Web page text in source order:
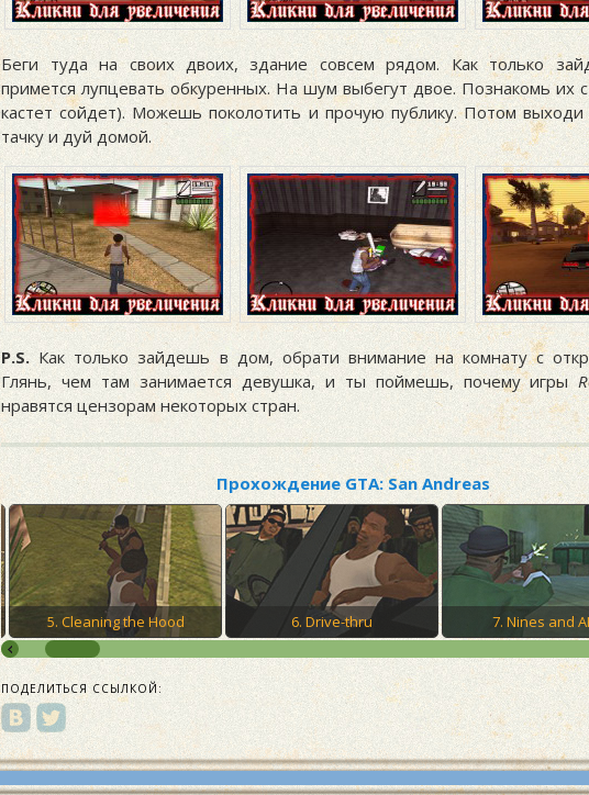
Беги туда на своих двоих, здание совсем рядом. Как только
примется лупцевать обкуренных. На шум выбегут двое. Познакомь их
кастет сойдет). Можешь поколотить и прочую публику. Потом
тачку и дуй домой.
P.S. Как только зайдешь в дом, обрати внимание на комнату с
Глянь, чем там занимается девушка, и ты поймешь, почему игры
нравятся цензорам некоторых стран.
Прохождение GTA: San Andreas
5. Cleaning the Hood 6. Drive-thru 7. Nines and
ПОДЕЛИТЬСЯ ССЫЛКОЙ: